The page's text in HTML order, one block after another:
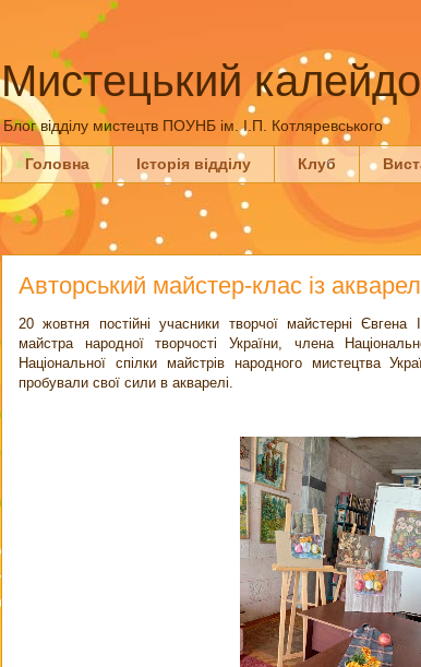
Мистецький
Блог відділу мистецтв ПОУНБ ім. І.П. Котляревського
Головна Історія відділу Клуб
Авторський майстер-клас із
20 жовтня постійні учасники творчої майстерні Євгена
майстра народної творчості України, члена
Національної спілки майстрів народного мистецтва
пробували свої сили в акварелі.